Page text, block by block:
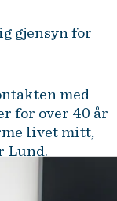
gjensyn for
med
for over 40 år
livet mitt,
Lund.